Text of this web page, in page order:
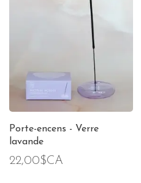
Porte-encens - Verre
lavande
22,00$CA